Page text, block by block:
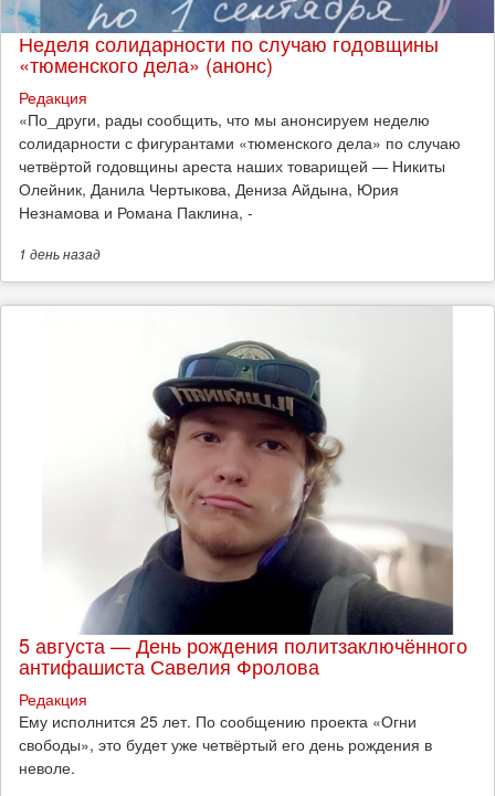
Неделя солидарности по случаю годовщины
«тюменского дела» (анонс)
Редакция
​«По_други, рады сообщить, что мы анонсируем неделю
солидарности с фигурантами «тюменского дела» по случаю
четвёртой годовщины ареста наших товарищей — Никиты
Олейник, Данила Чертыкова, Дениза Айдына, Юрия
Незнамова и Романа Паклина, -
1 деньназад
5 августа — День рождения политзаключённого
антифашиста Савелия Фролова
Редакция
Ему исполнится 25 лет. По сообщению проекта «Огни
свободы», это будет уже четвёртый его день рождения в
неволе.